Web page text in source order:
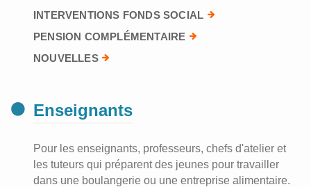
INTERVENTIONS FONDS SOCIAL
PENSION COMPLÉMENTAIRE
NOUVELLES
Enseignants
Pour les enseignants, professeurs, chefs d'atelier et
les tuteurs qui préparent des jeunes pour travailler
dans une boulangerie ou une entreprise alimentaire.